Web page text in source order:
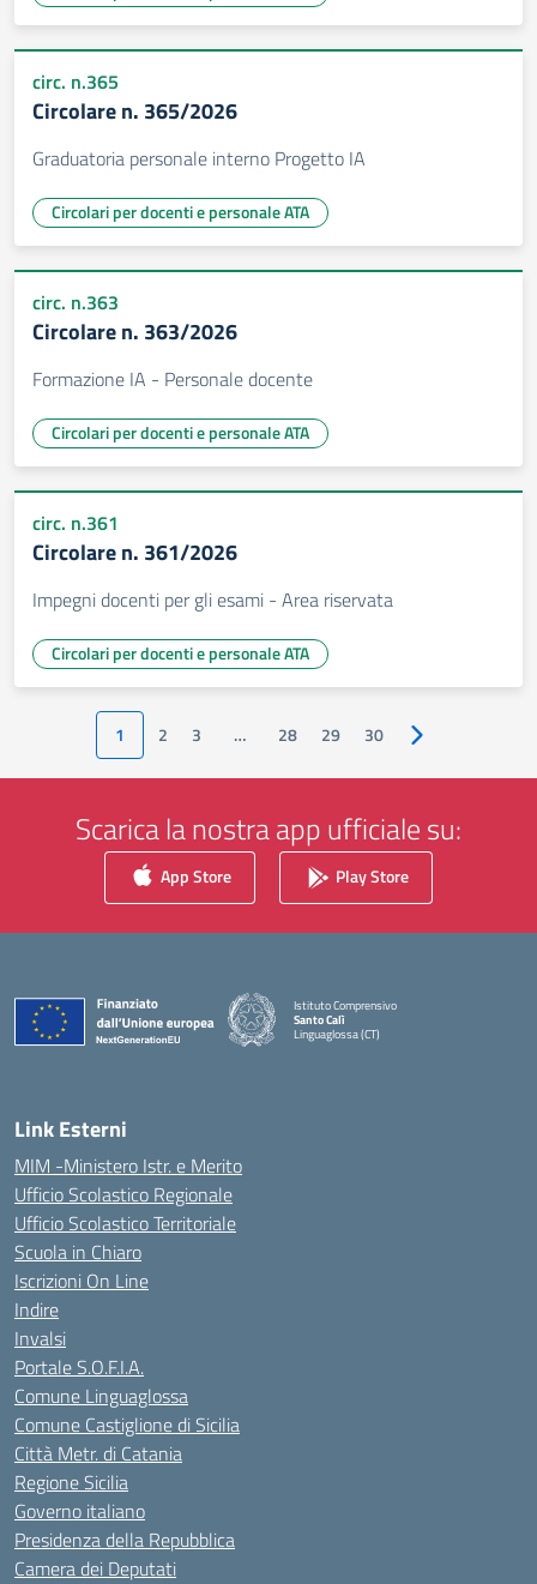
circ. n.365
Circolare n. 365/2026
Graduatoria personale interno Progetto IA
Circolari per docenti e personale ATA
circ. n.363
Circolare n. 363/2026
Formazione IA - Personale docente
Circolari per docenti e personale ATA
circ. n.361
Circolare n. 361/2026
Impegni docenti per gli esami - Area riservata
Circolari per docenti e personale ATA
1 2 3 … 28 29 30 Pagina
Scarica la nostra app ufficiale su:
App Store Play Store
Istituto Comprensivo
Santo Calì
Linguaglossa (CT)
— Visita la pagina iniziale della scuola
Link Esterni
MIM -Ministero Istr. e Merito
Ufficio Scolastico Regionale
Ufficio Scolastico Territoriale
Scuola in Chiaro
Iscrizioni On Line
Indire
Invalsi
Portale S.O.F.I.A.
Comune Linguaglossa
Comune Castiglione di Sicilia
Città Metr. di Catania
Regione Sicilia
Governo italiano
Presidenza della Repubblica
Camera dei Deputati